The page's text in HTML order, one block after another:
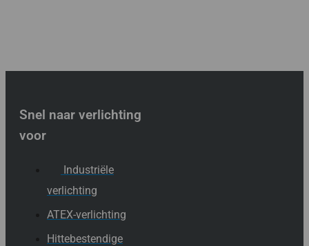
Snel naar verlichting
voor
Industriële
verlichting
ATEX-verlichting
Hittebestendige